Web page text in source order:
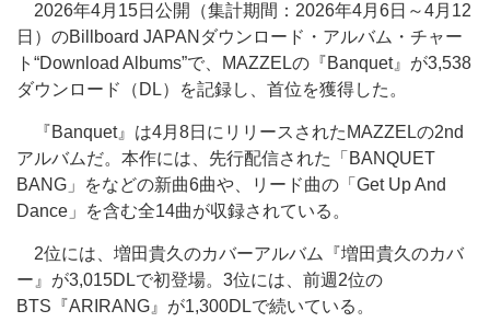
2026年4月15日公開（集計期間：2026年4月6日～4月12
日）のBillboard JAPANダウンロード・アルバム・チャー
ト“Download Albums”で、MAZZELの『Banquet』が3,538
ダウンロード（DL）を記録し、首位を獲得した。
『Banquet』は4月8日にリリースされたMAZZELの2nd
アルバムだ。本作には、先行配信された「BANQUET
BANG」をなどの新曲6曲や、リード曲の「Get Up And
Dance」を含む全14曲が収録されている。
2位には、増田貴久のカバーアルバム『増田貴久のカバ
ー』が3,015DLで初登場。3位には、前週2位の
BTS『ARIRANG』が1,300DLで続いている。